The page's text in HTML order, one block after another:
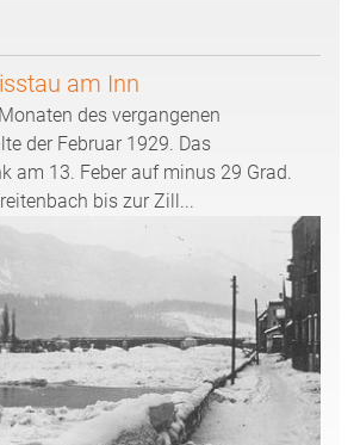
am Inn
des vergangenen
der Februar 1929. Das
am 13. Feber auf minus 29 Grad.
bis zur Zill...